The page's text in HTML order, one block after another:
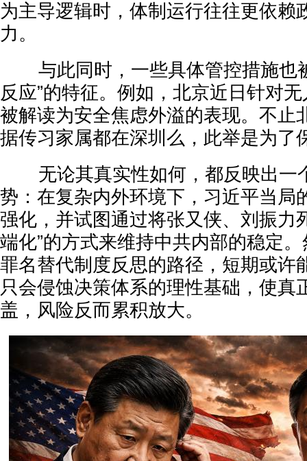
为主导逻辑时，体制运行往往更依赖
力。
与此同时，一些具体管控措施也
反应”的特征。例如，北京近日针对
被解读为安全焦虑外溢的表现。不止
据传习家属都在深圳么，此举是为了
无论其真实性如何，都反映出一
势：在复杂内外环境下，习近平当局
强化，并试图通过将张又侠、刘振力
端化”的方式来维持中共内部的稳定
罪名替代制度反思的路径，短期或许
只会侵蚀决策体系的理性基础，使真
盖，风险反而累积放大。